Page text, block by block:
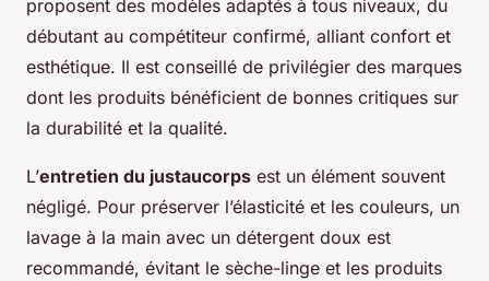
proposent des modèles adaptés à tous niveaux, du
débutant au compétiteur confirmé, alliant confort et
esthétique. Il est conseillé de privilégier des marques
dont les produits bénéficient de bonnes critiques sur
la durabilité et la qualité.
L’entretien du justaucorps est un élément souvent
négligé. Pour préserver l’élasticité et les couleurs, un
lavage à la main avec un détergent doux est
recommandé, évitant le sèche-linge et les produits